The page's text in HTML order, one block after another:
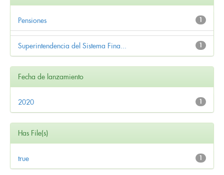
1
Pensiones
1
Superintendencia del Sistema Fina...
Fecha de lanzamiento
1
2020
Has File(s)
1
true